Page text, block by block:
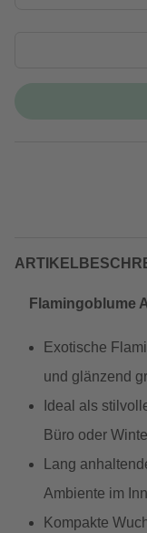
Flamingoblume
Exotische
und glänzend
Ideal als
Büro oder
Lang
Ambiente im
Kompakte